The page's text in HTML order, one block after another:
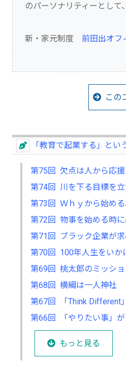
のパーソナリティーとして
新・家元制度 前田出オフ
この
「教育で起業する」と
第75回 欠点は人から応援
第74回 川を下る目標を
第73回 Ｗｈｙから始める
第70回 100年人生をいか
第69回 桃太郎のミッショ
第68回 横綱は一人神社
第67回 「Think Different
もっと見る